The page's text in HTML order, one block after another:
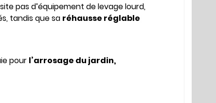
pas d’équipement de levage lourd,
tandis que sa réhausse réglable
pour l’arrosage du jardin,